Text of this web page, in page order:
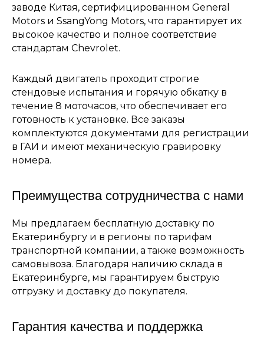
заводе Китая, сертифицированном General
Motors и SsangYong Motors, что гарантирует их
высокое качество и полное соответствие
стандартам Chevrolet.
Каждый двигатель проходит строгие
стендовые испытания и горячую обкатку в
течение 8 моточасов, что обеспечивает его
готовность к установке. Все заказы
комплектуются документами для регистрации
в ГАИ и имеют механическую гравировку
номера.
Преимущества сотрудничества с нами
Мы предлагаем бесплатную доставку по
Екатеринбургу и в регионы по тарифам
транспортной компании, а также возможность
самовывоза. Благодаря наличию склада в
Екатеринбурге, мы гарантируем быструю
отгрузку и доставку до покупателя.
Гарантия качества и поддержка